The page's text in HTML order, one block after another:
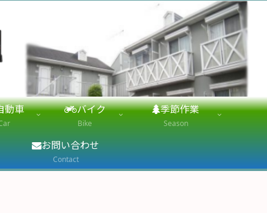
動車 バイク
Bike
季節作業
Season
お問い合わせ
Contact